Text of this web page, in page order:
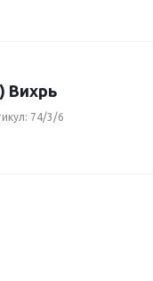
Вихрь
74/3/6